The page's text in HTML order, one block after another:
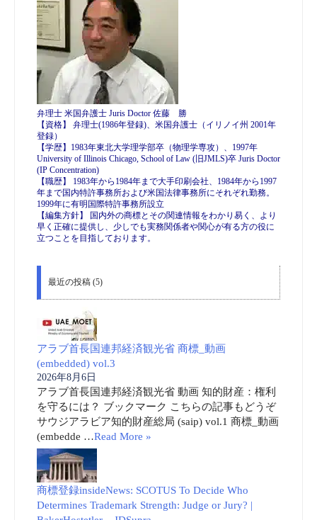
弁理士 米国弁護士 Juris Doctor 佐藤 勝
【資格】 弁理士(1986年登録)、米国弁護士（イリノイ州 2001年
登録）
【学歴】1983年東北大学理学部卒（物理学専攻）、1997年
University of Illinois Chicago, School of Law (旧JMLS)卒 Juris Doctor
(IP Concentration)
【職歴】 1983年から1984年まで大手印刷会社、1984年から1997
年まで国内特許事務所および米国法律事務所にそれぞれ勤務。
1999年に有明国際特許事務所設立
【編集方針】 国内外の商標とその関連情報をわかり易く、より
早く正確に提供し、少しでも実務関係者や関心が有る方の役に
立つことを目指しております。
最近の投稿 (5)
アラブ首長国連邦経済観光省 商標_動画
(embedded) vol.3
2026年8月6日
アラブ首長国連邦経済観光省 動画 知的財産：権利
を守るには？ ブックマーク こちらの記事もどうぞ
サウジアラビア知的財産総局 (saip) vol.1 商標_動画
(embedde …Read More »
商標登録insideNews: SCOTUS To Decide Who
Determines Trademark Strength: Judge or Jury? |